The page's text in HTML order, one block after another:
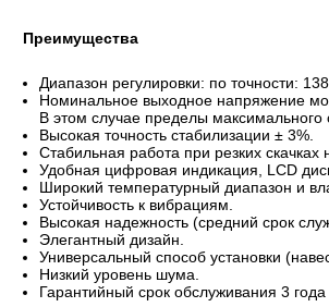
Преимущества
Диапазон регулировки: по точности:
Номинальное выходное напряжение
В этом случае пределы максимального
Высокая точность стабилизации ± 3%.
Стабильная работа при резких скачках
Удобная цифровая индикация, LСD
Широкий температурный диапазон и
Устойчивость к вибрациям.
Высокая надежность (средний срок
Элегантный дизайн.
Универсальный способ установки
Низкий уровень шума.
Гарантийный срок обслуживания 3